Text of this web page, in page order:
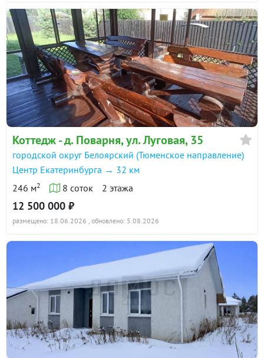
Коттедж - д. Поварня, ул. Луговая, 35
городской округ Белоярский (Тюменское направление)
Центр Екатеринбурга → 32 км
246 м2 8 соток 2 этажа
12 500 000 ₽
размещено: 18.06.2026 , обновлено: 5.08.2026